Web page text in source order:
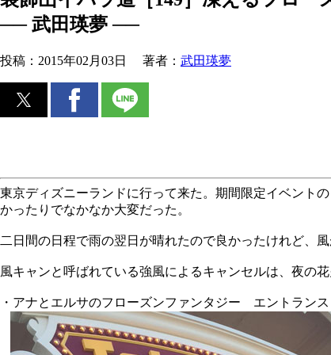
── 武田瑛夢 ──
投稿： 2015年02月03日 著者： 武田瑛夢
東京ディズニーランドに行って来た。期間限定イベント
かったりでなかなか大変だった。
二日間の日程で雨の翌日が晴れたので良かったけれど、
風キャンと呼ばれている強風によるキャンセルは、夜の
・アナとエルサのフローズンファンタジー エントランス